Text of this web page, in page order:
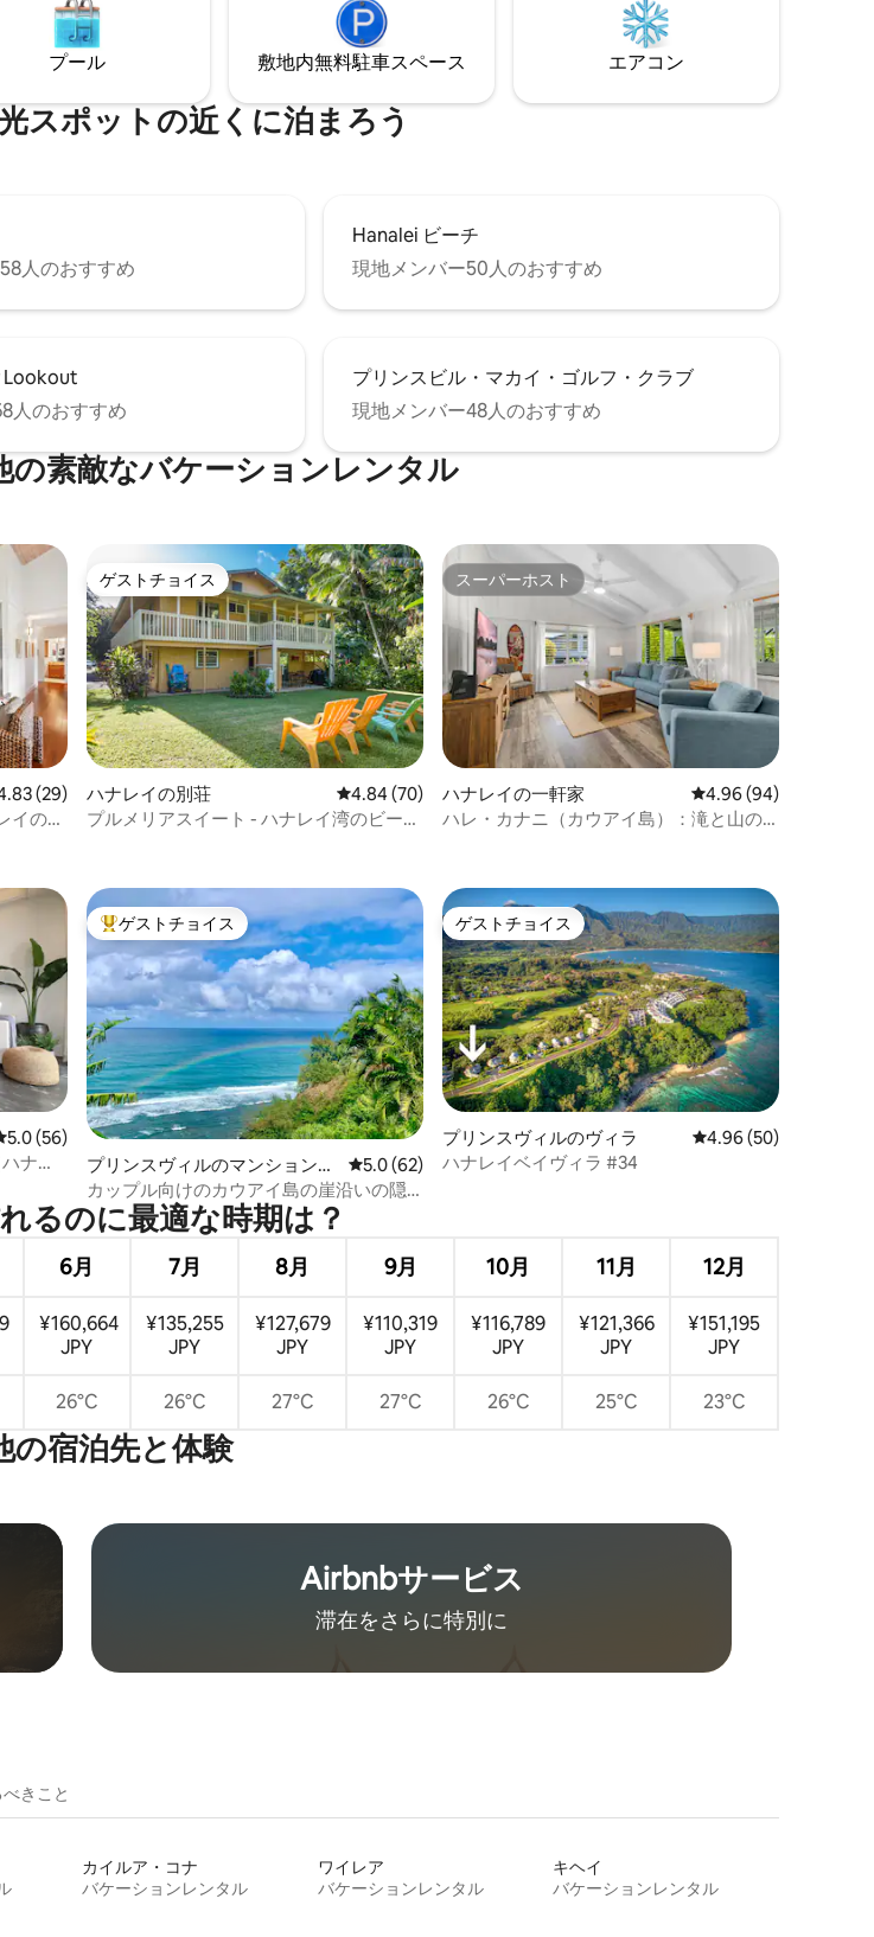
に最適な、リラックスしたビーチフロン
トの休暇をお楽しみください。
め、デッキからは有名なバリハイまで見
えます。 本当にカップルの夢です！
プール 敷地内無料駐⁠車ス⁠ペ⁠ー⁠ス エアコン
スポットの近くに泊まろう
人のおすすめ
Hanalei ビーチ
現地メンバー50人のおすすめ
Lookout
人のおすすめ
プリンスビル・マカイ・ゴルフ・クラブ
現地メンバー48人のおすすめ
素敵なバケーションレンタル
ュー29件、5つ星中4.83つ星の平均評価
(29)
イの
ゲストチョイス
ゲストチョイス
ハナレイの別荘 レビュー70件、5つ星中4.84つ星の平均評価
4.84 (70)
プルメリアスイート - ハナレイ湾のビーチ
スーパーホスト
スーパーホスト
ハナレイの一軒家 レビュー94件、5つ星
4.96 (94)
ハレ・カナニ（カウアイ島）：滝と山の
ビュー56件、5つ星中5.0つ星の平均評価
5.0 (56)
ナレ
大好評のゲストチョイスです。
ゲストチョイス
プリンスヴィルのマンション・
アパート
レビュー62件、5つ星中5.0つ星の平均評価
5.0 (62)
カップル向けのカウアイ島の崖沿いの隠
れ家、エアコン付き
ゲストチョイス
ゲストチョイス
プリンスヴィルのヴィラ レビュー50件、5つ星
4.96 (50)
ハナレイベイヴィラ #34
るの⁠に最⁠適⁠な時⁠期⁠は⁠？
6月 7月 8月 9月 10月 11月 12月
¥160,664
JPY
¥135,255
JPY
¥127,679
JPY
¥110,319
JPY
¥116,789
JPY
¥121,366
JPY
¥151,195
JPY
26°C 26°C 27°C 27°C 26°C 25°C 23°C
の宿⁠泊⁠先と体⁠験
Airbnb⁠サ⁠ー⁠ビ⁠ス
滞在をさ⁠ら⁠に特⁠別⁠に
きこと
カイルア・コナ
バケーションレンタル
ワイレア
バケーションレンタル
キヘイ
バケーションレンタル